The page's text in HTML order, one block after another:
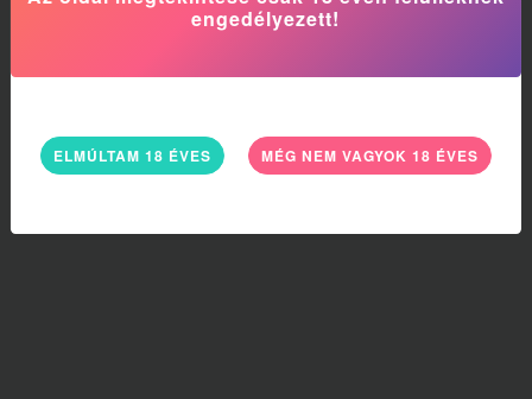
engedélyezett!
ELMÚLTAM 18 ÉVES MÉG NEM VAGYOK 18 ÉVES